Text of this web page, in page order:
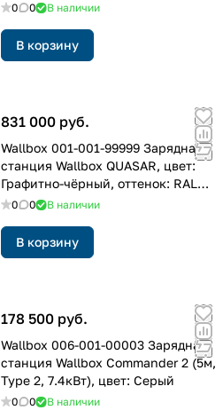
0 0 В наличии
В корзину
831 000 руб.
Wallbox 001-001-99999 Зарядная
станция Wallbox QUASAR, цвет:
Графитно-чёрный, оттенок: RAL
9011
0 0 В наличии
В корзину
178 500 руб.
Wallbox 006-001-00003 Зарядная
станция Wallbox Commander 2 (5м,
Type 2, 7.4кВт), цвет: Серый
0 0 В наличии